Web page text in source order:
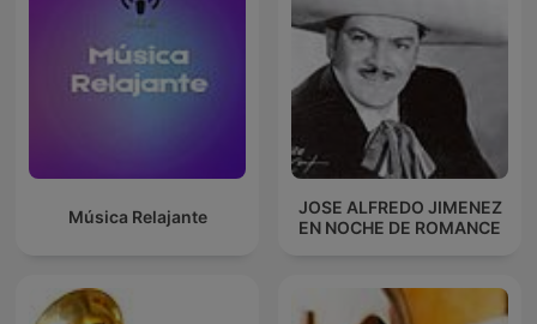
Música Relajante
JOSE ALFREDO JIMENEZ
EN NOCHE DE ROMANCE